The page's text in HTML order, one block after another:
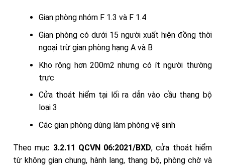
Gian phòng nhóm F 1.3 và F 1.4
Gian phòng có dưới 15 người xuất hiện đồng thời
ngoại trừ gian phòng hạng A và B
Kho rộng hơn 200m2 nhưng có ít người thường
trực
Cửa thoát hiểm tại lối ra dẫn vào cầu thang bộ
loại 3
Các gian phòng dùng làm phòng vệ sinh
Theo mục 3.2.11 QCVN 06:2021/BXD, cửa thoát hiểm
từ không gian chung, hành lang, thang bộ, phòng chờ và